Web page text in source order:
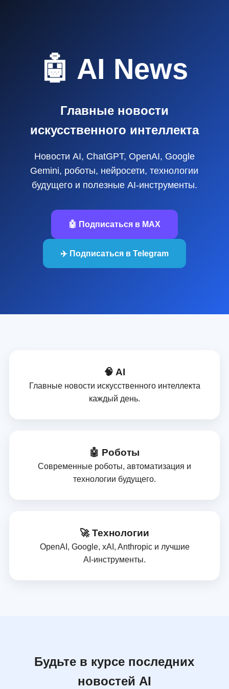
🤖 AI News
Главные новости
искусственного интеллекта
Новости AI, ChatGPT, OpenAI, Google
Gemini, роботы, нейросети, технологии
будущего и полезные AI‑инструменты.
🤖 Подписаться в MAX
✈️ Подписаться в Telegram
🧠 AI
Главные новости искусственного интеллекта
каждый день.
🤖 Роботы
Современные роботы, автоматизация и
технологии будущего.
🚀 Технологии
OpenAI, Google, xAI, Anthropic и лучшие
AI‑инструменты.
Будьте в курсе последних
новостей AI